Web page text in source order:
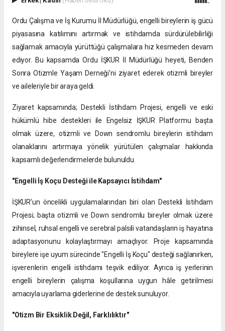
Ordu Çalışma ve İş Kurumu İl Müdürlüğü, engelli bireylerin iş gücü
piyasasına katılımını artırmak ve istihdamda sürdürülebilirliği
sağlamak amacıyla yürüttüğü çalışmalara hız kesmeden devam
ediyor. Bu kapsamda Ordu İŞKUR İl Müdürlüğü heyeti, Benden
Sonra Otizmle Yaşam Derneği’ni ziyaret ederek otizmli bireyler
ve aileleriyle bir araya geldi.
Ziyaret kapsamında; Destekli İstihdam Projesi, engelli ve eski
hükümlü hibe destekleri ile Engelsiz İŞKUR Platformu başta
olmak üzere, otizmli ve Down sendromlu bireylerin istihdam
olanaklarını artırmaya yönelik yürütülen çalışmalar hakkında
kapsamlı değerlendirmelerde bulunuldu.
"Engelli İş Koçu Desteği ile Kapsayıcı İstihdam"
İŞKUR’un öncelikli uygulamalarından biri olan Destekli İstihdam
Projesi; başta otizmli ve Down sendromlu bireyler olmak üzere
zihinsel, ruhsal engelli ve serebral palsili vatandaşların iş hayatına
adaptasyonunu kolaylaştırmayı amaçlıyor. Proje kapsamında
bireylere işe uyum sürecinde "Engelli İş Koçu" desteği sağlanırken,
işverenlerin engelli istihdamı teşvik ediliyor. Ayrıca iş yerlerinin
engelli bireylerin çalışma koşullarına uygun hâle getirilmesi
amacıyla uyarlama giderlerine de destek sunuluyor.
"Otizm Bir Eksiklik Değil, Farklılıktır"